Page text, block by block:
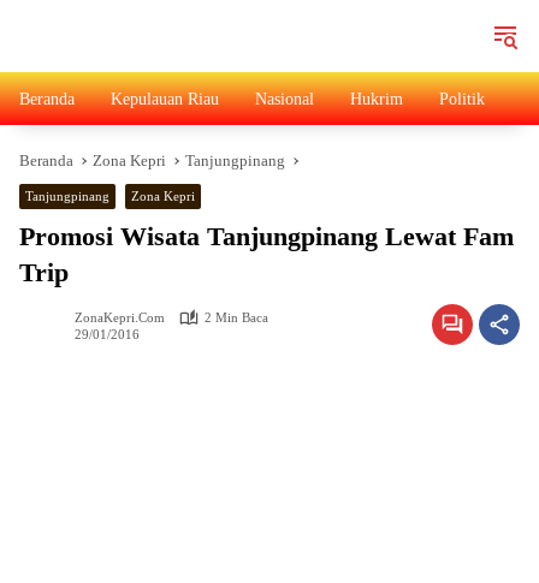
Beranda Kepulauan Riau Nasional Hukrim Politik
Beranda Zona Kepri Tanjungpinang
Tanjungpinang Zona Kepri
Promosi Wisata Tanjungpinang Lewat Fam
Trip
ZonaKepri.com
2 Min Baca
29/01/2016